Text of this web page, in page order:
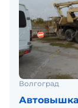
Волгоград